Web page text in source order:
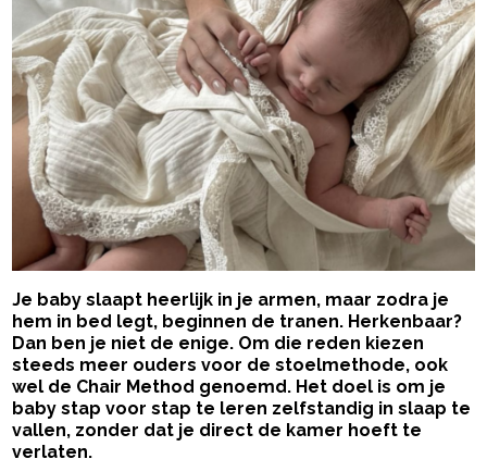
Je baby slaapt heerlijk in je armen, maar zodra je
hem in bed legt, beginnen de tranen. Herkenbaar?
Dan ben je niet de enige. Om die reden kiezen
steeds meer ouders voor de stoelmethode, ook
wel de Chair Method genoemd. Het doel is om je
baby stap voor stap te leren zelfstandig in slaap te
vallen, zonder dat je direct de kamer hoeft te
verlaten.